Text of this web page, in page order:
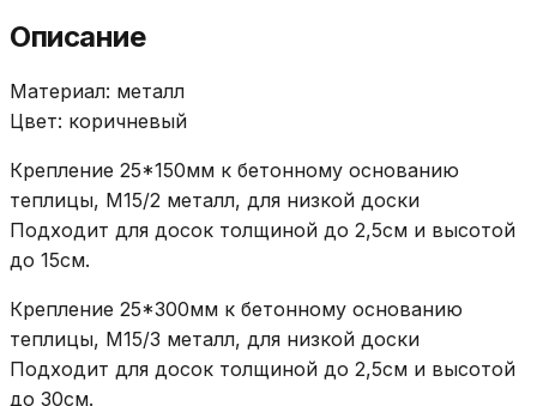
Описание
Материал: металл
Цвет: коричневый
Крепление 25*150мм к бетонному основанию
теплицы, М15/2 металл, для низкой доски
Подходит для досок толщиной до 2,5см и высотой
до 15см.
Крепление 25*300мм к бетонному основанию
теплицы, М15/3 металл, для низкой доски
Подходит для досок толщиной до 2,5см и высотой
до 30см.